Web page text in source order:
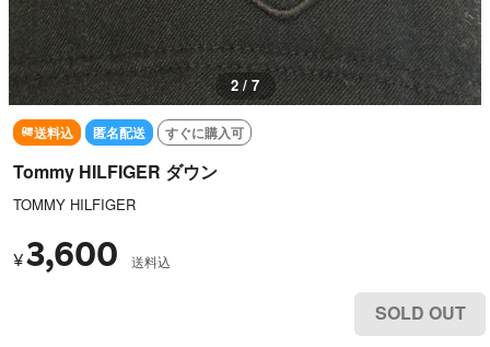
2 / 7
送料込 匿名配送 すぐに購入可
Tommy HILFIGER ダウン
TOMMY HILFIGER
¥3,600 送料込
SOLD OUT